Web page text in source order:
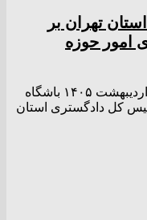
تهران بر
امور حوزه
به گزارش کاوک نیوز ۱۷:۴۵ – ۰۳ ارديبهشت ۱۴۰۵ باشگاه
کل دادگستری استان